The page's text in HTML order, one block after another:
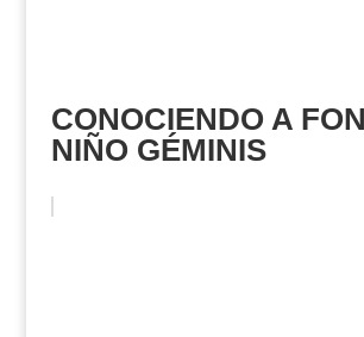
CONOCIENDO A
NIÑO GÉMINIS